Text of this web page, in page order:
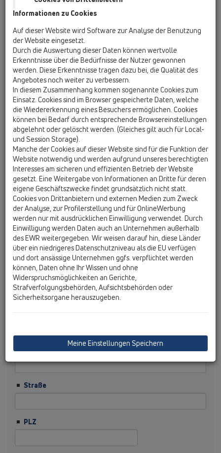
Macedonia
Moldavia
Portugal, Spain
Romania
Russia
Serbia, Montenegro
Slovakia, Belarus
Slovenia
Switzerland
Türkiye
Ukraine, Georgia
HL Ukraine, Georgia
Anrede / Titel
Vorname
Nachname
Firma
Straße
PLZ
Informationen zu Cookies
Auf dieser Website wird Software zur Analyse der Benutzung
der Website eingesetzt.
Durch die Auswertung dieser Daten können wertvolle
Erkenntnisse über die Bedürfnisse der Nutzer gewonnen
werden. Diese Erkenntnisse tragen dazu bei, die Qualität des
Angebotes noch weiter zu verbessern.
In diesem Zusammenhang kommen sogenannte Cookies zum
Einsatz. Cookies sind im Browser gespeicherte Daten, welche
die Wiedererkennung eines Besuchers ermöglichen. Cookies
können bei Bedarf durch entsprechende Browsereinstellungen
abgelehnt oder gelöscht werden. (Gleiches gilt auch für Local-
und Session Storage).
Manche der Cookies auf dieser Website sind für die Funktion der
Website notwendig und werden aufgrund unseres berechtigten
Interesses am sicheren und effizienten Betrieb der Website
gesetzt. Eine Weitergabe von Informationen an Dritte für deren
eigene Geschäftszwecke findet grundsätzlich nicht statt.
Cookies von Drittanbietern und externen Medien zum Zweck
der Analyse, zur Profilerstellung und für OnlineWerbung
werden nur mit ausdrücklichen Einwilligung verwendet. Durch
Einwilligung werden Daten auch an Unternehmen außerhalb
des EWR weitergegeben. Wir weisen darauf hin, diese Länder
über ein niedrigeres Datenschutzniveau als die EU verfügen
und dort ansässige Unternehmen ggfs. verpflichtet werden
können, Daten ohne Ihr Wissen und ohne
Widerspruchsmöglichkeiten an Gerichte,
Strafverfolgungsbehörden, Aufsichtsbehörden oder
Sicherheitsorgane herauszugeben.
Meine Einstellungen Speichern